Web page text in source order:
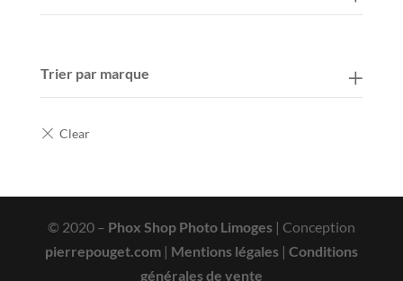
Trier par marque
© 2020 – Phox Shop Photo Limoges| Conception
pierrepouget.com| Mentions légales| Conditions
générales de vente